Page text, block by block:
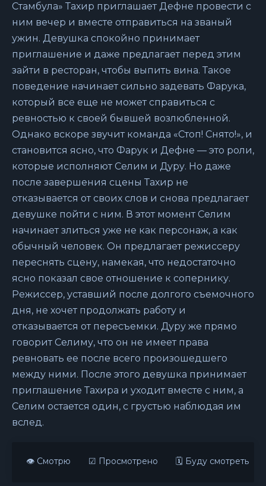
Стамбула» Тахир приглашает Дефне провести с
ним вечер и вместе отправиться на званый
ужин. Девушка спокойно принимает
приглашение и даже предлагает перед этим
зайти в ресторан, чтобы выпить вина. Такое
поведение начинает сильно задевать Фарука,
который все еще не может справиться с
ревностью к своей бывшей возлюбленной.
Однако вскоре звучит команда «Стоп! Снято!», и
становится ясно, что Фарук и Дефне — это роли,
которые исполняют Селим и Дуру. Но даже
после завершения сцены Тахир не
отказывается от своих слов и снова предлагает
девушке пойти с ним. В этот момент Селим
начинает злиться уже не как персонаж, а как
обычный человек. Он предлагает режиссеру
переснять сцену, намекая, что недостаточно
ясно показал свое отношение к сопернику.
Режиссер, уставший после долгого съемочного
дня, не хочет продолжать работу и
отказывается от пересъемки. Дуру же прямо
говорит Селиму, что он не имеет права
ревновать ее после всего произошедшего
между ними. После этого девушка принимает
приглашение Тахира и уходит вместе с ним, а
Селим остается один, с грустью наблюдая им
вслед.
👁 Смотрю ☑ Просмотрено 🗓 Буду смотреть